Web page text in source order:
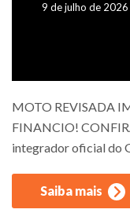
9 de julho de 2026
MOTO REVISADA
FINANCIO!
integrador oficial do
Saiba mais